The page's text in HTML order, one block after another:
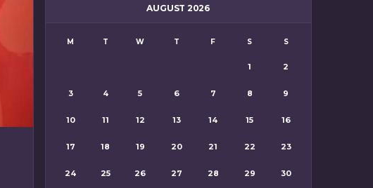
AUGUST 2026
M T W T F S S
1 2
3 4 5 6 7 8 9
10 11 12 13 14 15 16
17 18 19 20 21 22 23
24 25 26 27 28 29 30